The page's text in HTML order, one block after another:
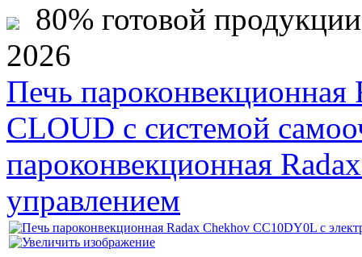
80% готовой
2026
Печь
CLOUD с системой
пароконвекционная
управлением